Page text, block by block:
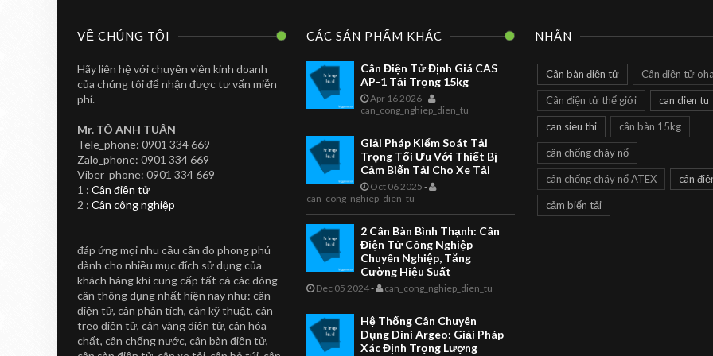
VỀ CHÚNG TÔI
Hãy liên hệ với chuyên viên kinh doanh
của chúng tôi để nhận được tư vấn miễn
phí.
Mr. TÔ ANH TUÂN
Tele_phone: 0901 334 669
Zalo_phone: 0901 334 669
Viber_phone: 0901 334 669
1 : Cân điện tử
2 : Cân công nghiệp
đáp ứng mọi nhu cầu cân đo phong phú
dành cho nhiều mục đích sử dụng của
khách hàng khi cung cấp tất cả các dòng
cân thông dụng nhất hiện nay như: cân
điện tử, cân phân tích, cân kỹ thuật, cân
treo điện tử, cân vàng điện tử, cân hóa
chất, cân chống nước, cân bàn điện tử,
CÁC SẢN PHẨM KHÁC
Cân Điện Tử Định Giá CAS
AP-1 Tải Trọng 15kg
Apr 16 2026-
can_cong_nghiep_dien_tu
Giải Pháp Kiểm Soát Tải
Trọng Tối Ưu Với Thiết Bị
Cảm Biến Tải Cho Xe Tải
Oct 06 2025 -
can_cong_nghiep_dien_tu
2 Cân Bàn Bình Thạnh: Cân
Điện Tử Công Nghiệp
Chuyên Nghiệp, Tăng
Cường Hiệu Suất
Dec 05 2024- can_cong_nghiep_dien_tu
Hệ Thống Cân Chuyên
Dụng Dini Argeo: Giải Pháp
Xác Định Trọng Lượng
NHÃN
Cân bàn điện tử Cân điện tử
Cân điện tử thế giới can dien tu
can sieu thi cân bàn 15kg
cân chống cháy nổ
cân chống cháy nổ ATEX cân
cảm biến tải
CAN IN NHAN
Cân In Nhãn Siêu
Thị CL5000-B
Cân in nhãn siêu thị CL5000-B
Sản phẩm cân in nhãn CL5000-B
...
CAN DIEN TU TOANHTUAN
Cân Siêu Thị
LS2X Label
Printing Scale
LS2X Thermal Label Printing
Scale The LS2X Thermal Label
Printing Scale is a quality
product with EC Weights and
Measures App...
CAN CONG NGHIEP